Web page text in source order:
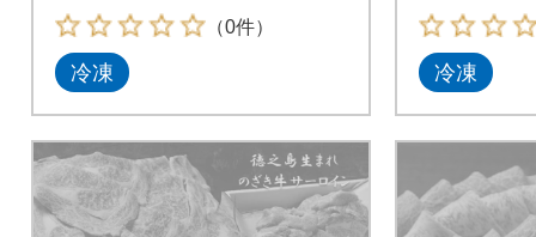
（0件）
冷凍 冷凍